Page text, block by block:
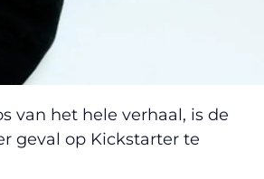
van het hele verhaal, is de
geval op Kickstarter te